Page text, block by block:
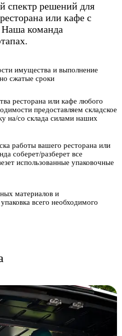
спектр решений для
или кафе с
команда
имущества и выполнение
сжатые сроки
ресторана или кафе любого
предоставляем складское
на/со склада силами наших
работы вашего ресторана или
соберет/разберет все
использованные упаковочные
материалов и
всего необходимого